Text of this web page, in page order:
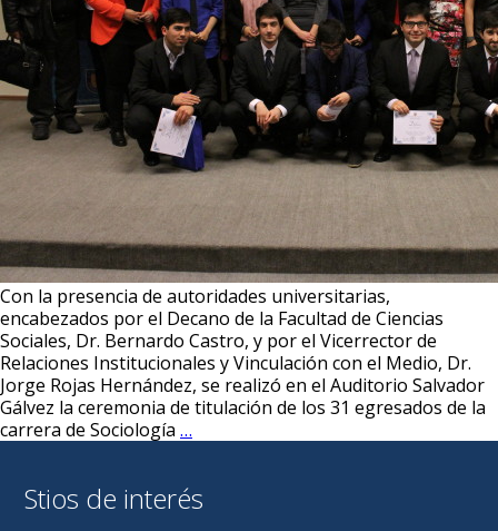
Con la presencia de autoridades universitarias,
encabezados por el Decano de la Facultad de Ciencias
Sociales, Dr. Bernardo Castro, y por el Vicerrector de
Relaciones Institucionales y Vinculación con el Medio, Dr.
Jorge Rojas Hernández, se realizó en el Auditorio Salvador
Gálvez la ceremonia de titulación de los 31 egresados de la
carrera de Sociología …
sociólogos
recibió
Stios de interés